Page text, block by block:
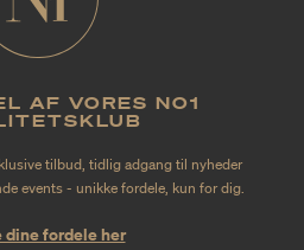
AF VORES NO1
tilbud, tidlig adgang til nyheder
events - unikke fordele, kun for dig.
dine fordele her